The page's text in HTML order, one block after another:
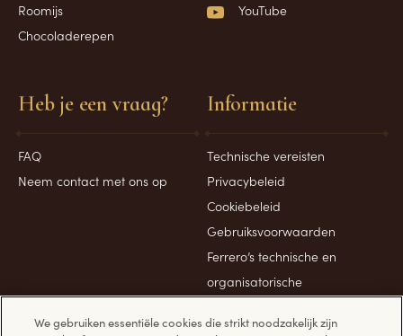
Roomijs
Chocoladerepen
Heb je een vraag?
FAQ
Neem contact met ons op
Informatie
Technische vereisten
Privacybeleid
Cookiebeleid
Gebruiksvoorwaarden
Ferrero’s technische en
organisatorische
YouTube
We gebruiken essentiële cookies die strikt noodzakelijk zijn